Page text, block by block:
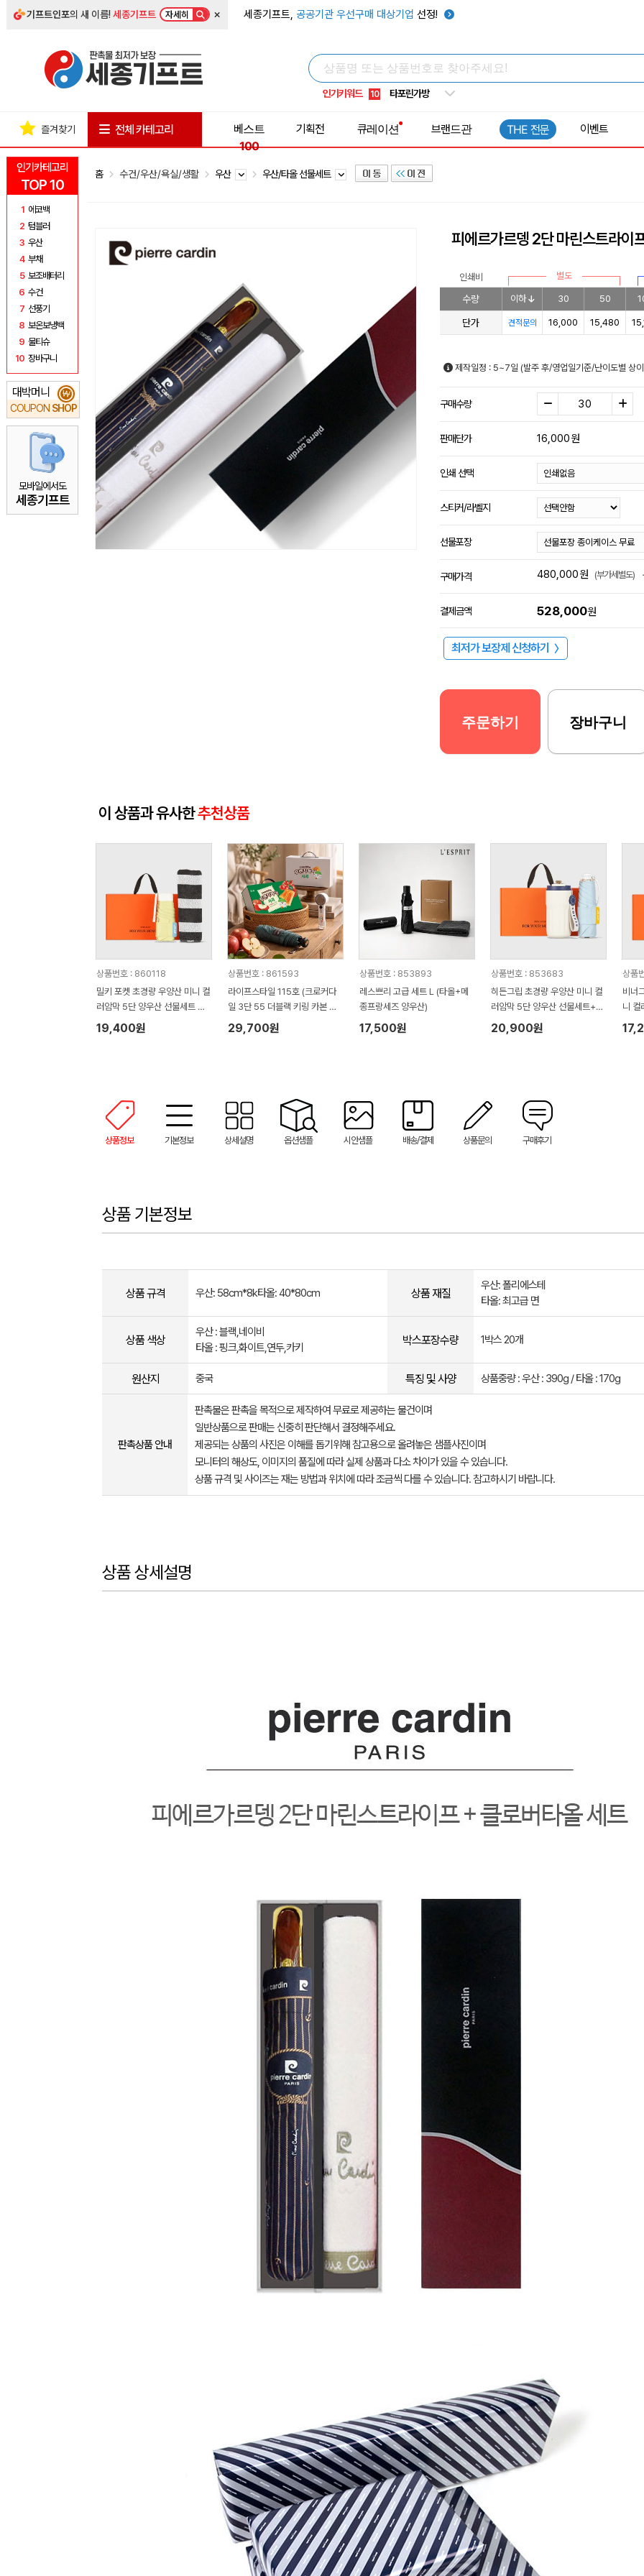
기프트인포의 새 이름!세종기프트 자세히 × 세종기프트, 공공기관 우선구매 대상기업 선정!
인기키워드
7 텀블러
10 타포린가방
1 선풍기
인기카테고리
TOP 10
1 에코백
2 텀블러
3 우산
4 부채
5 보조배터리
6 수건
7 선풍기
8 보온보냉백
9 물티슈
10 장바구니
대박머니
COUPON SHOP
₩
모바일에서도
세종기프트
즐겨찾기 전체 카테고리
베스트
100
기획전 큐레이션 브랜드관 THE 전문 이벤트
홈 수건/우산/욕실/생활 우산 우산/타올 선물세트
피에르가르뎅 2단 마린스트라이
인쇄비 별도
수량 이하 30 50
단가 견적문의 16,000 15,480
제작일정 : 5~7일 (발주 후/영업일기준/난이도별 상
구매수량
판매단가 16,000원
인쇄 선택
스티커/라벨지
선물포장
구매가격 480,000원 (부가세별도)
결제금액 528,000원
최저가 보장제 신청하기 〉
주문하기 장바구니
이 상품과 유사한추천상품
상품번호 : 860118
밀키 포켓 초경량 우양산 미니 컬
러암막 5단 양우산 선물세트 답
례품+무한타올세트 그레이 모달
180g 수건세트
19,400원
상품번호 : 861593
라이프스타일 115호 (크로커다
일 3단 55 더블랙 키링 카본 슬
림 암막 양우산 VIP+쿨링선풍
29,700원
상품번호 : 853893
레스쁘리 고급 세트 L (타올+메
종프랑세즈 양우산)
17,500원
상품번호 : 853683
히든그립 초경량 우양산 미니 컬
러암막 5단 양우산 선물세트+LE
D디지털 온도계 스트랩 스텐텀
블러 460ml
20,900원
상품
비너
니 컬
트+
50g
상품정보 기본정보 상세설명 옵션샘플 시안샘플 배송/결제 상품문의 구매후기
상품 기본정보
상품 규격 우산: 58cm*8k타올: 40*80cm 상품 재질
우산: 폴리에스테
타올: 최고급 면
상품 색상
우산 : 블랙,네이비
타올 : 핑크,화이트,연두,카키
박스포장수량 1박스 20개
원산지 중국 특징 및 사양 상품중량 : 우산 : 390g / 타올 : 170g
판촉상품 안내
판촉물은 판촉을 목적으로 제작하여 무료로 제공하는 물건이며
일반상품으로 판매는 신중히 판단해서 결정해주세요.
제공되는 상품의 사진은 이해를 돕기위해 참고용으로 올려놓은 샘플사진이며
모니터의 해상도, 이미지의 품질에 따라 실제 상품과 다소 차이가 있을 수 있습니다.
상품 규격 및 사이즈는 재는 방법과 위치에 따라 조금씩 다를 수 있습니다. 참고하시기 바랍니다.
상품 상세설명